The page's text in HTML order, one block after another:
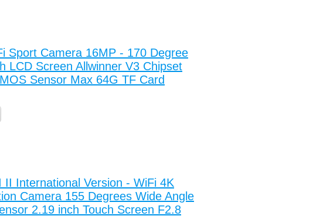
Sport Camera 16MP - 170 Degree
LCD Screen Allwinner V3 Chipset
Sensor Max 64G TF Card
II International Version - WiFi 4K
Camera 155 Degrees Wide Angle
2.19 inch Touch Screen F2.8